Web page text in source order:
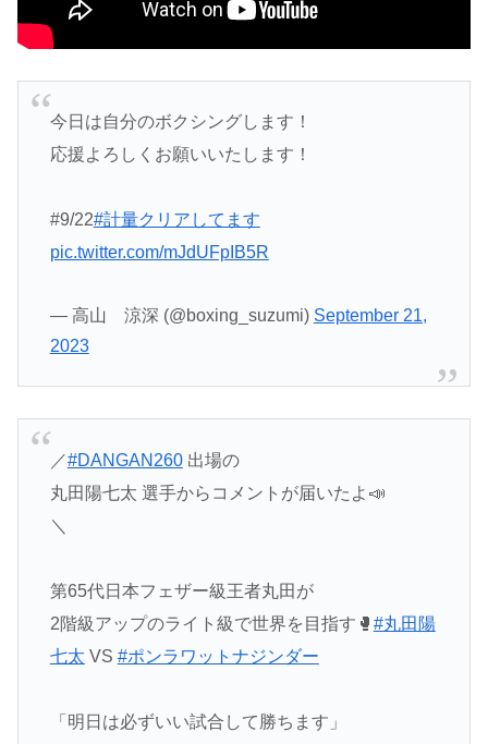
今日は自分のボクシングします！
応援よろしくお願いいたします！
#9/22#計量クリアしてます
pic.twitter.com/mJdUFpIB5R
— 高山 涼深 (@boxing_suzumi) September 21,
2023
／#DANGAN260出場の
丸田陽七太 選手からコメントが届いたよ📣
＼
第65代日本フェザー級王者丸田が
2階級アップのライト級で世界を目指す🥊 #丸田陽
七太 VS #ポンラワットナジンダー
「明日は必ずいい試合して勝ちます」